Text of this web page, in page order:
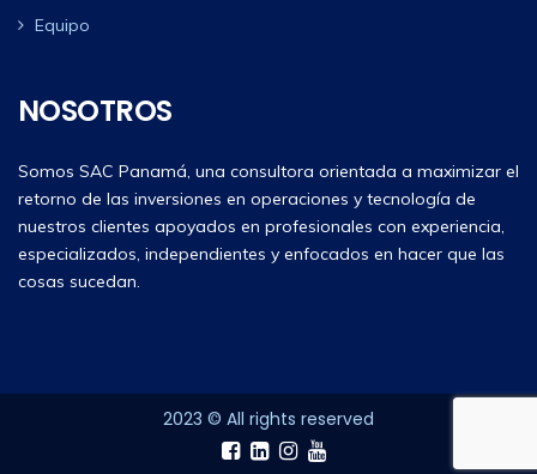
Equipo
NOSOTROS
Somos SAC Panamá, una consultora orientada a maximizar el
retorno de las inversiones en operaciones y tecnología de
nuestros clientes apoyados en profesionales con experiencia,
especializados, independientes y enfocados en hacer que las
cosas sucedan.
2023 © All rights reserved